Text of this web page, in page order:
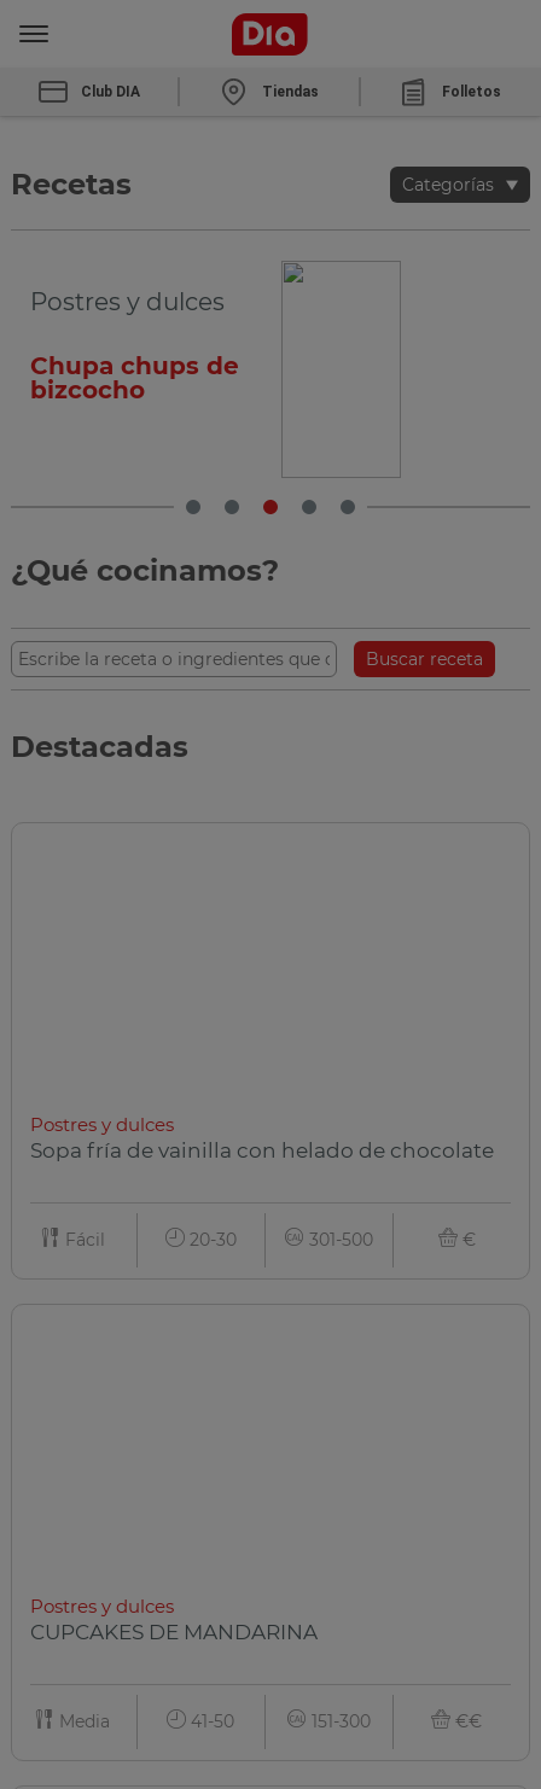
Club DIA Tiendas Folletos
Recetas Categorías
Postres y dulces
Chupa chups de
bizcocho
¿Qué cocinamos?
Buscar receta
Destacadas
Postres y dulces
Sopa fría de vainilla con helado de chocolate
Fácil 20-30 301-500 €
Postres y dulces
CUPCAKES DE MANDARINA
Media 41-50 151-300 €€